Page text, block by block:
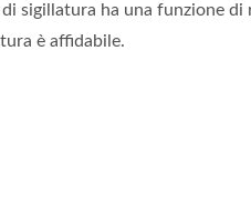
sigillatura ha una funzione di
è affidabile.